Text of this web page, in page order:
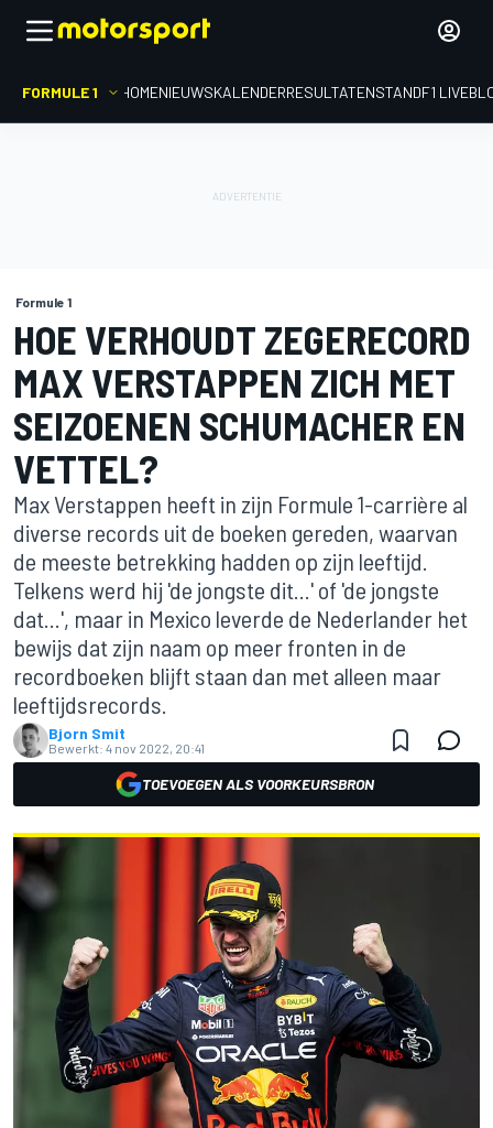
FORMULE 1 HOMENIEUWSKALENDERRESULTATENSTANDF1
Formule 1
HOE VERHOUDT ZEGERECORD
MAX VERSTAPPEN ZICH MET
SEIZOENEN SCHUMACHER EN
VETTEL?
Max Verstappen heeft in zijn Formule 1-carrière al
diverse records uit de boeken gereden, waarvan
de meeste betrekking hadden op zijn leeftijd.
Telkens werd hij 'de jongste dit...' of 'de jongste
dat...', maar in Mexico leverde de Nederlander het
bewijs dat zijn naam op meer fronten in de
recordboeken blijft staan dan met alleen maar
leeftijdsrecords.
Bjorn Smit
Bewerkt: 4 nov 2022, 20:41
TOEVOEGEN ALS VOORKEURSBRON